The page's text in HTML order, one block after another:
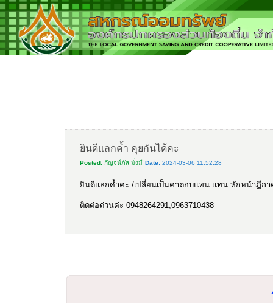
ยินดีแลกค้ำ คุยกันได้คะ
Posted: กัญจน์ภัส มั่งมี Date: 2024-03-06 11:52:28
ยินดีแลกค้ำค่ะ /เปลี่ยนเป็นค่าตอบแทน แทน หักหน้าฎีกา
ติดต่อด่วนค่ะ 0948264291,0963710438